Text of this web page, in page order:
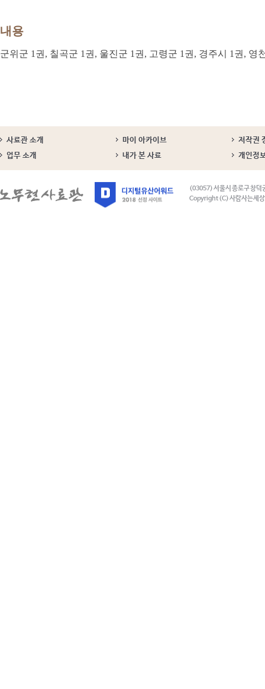
내용
군위군 1권, 칠곡군 1권, 울진군 1권, 고령군 1권, 경주시 1권,
사료관 소개 마이 아카이브
저작권
업무 소개
내가 본 사료 개인정
(03057) 서울시 종로구 창덕
Copyright (C) 사람사는세